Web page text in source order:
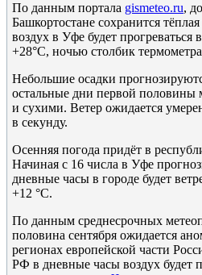
По данным портала gismeteo.ru,
Башкортостане сохранится
воздух в Уфе будет прогреваться
+28°C, ночью столбик
Небольшие осадки
остальные дни первой половины
и сухими. Ветер ожидается
в секунду.
Осенняя погода придёт в
Начиная с 16 числа в Уфе
дневные часы в городе будет
+12 °C.
По данным среднесрочных
половина сентября ожидается
регионах европейской части
РФ в дневные часы воздух будет